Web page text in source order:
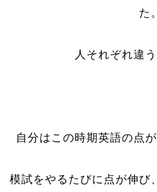
た。
人それぞれ違
自分はこの時期英語の点
模試をやるたびに点が伸び